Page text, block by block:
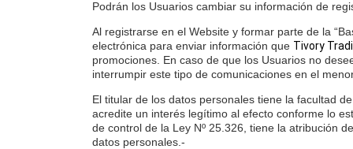
Podrán los Usuarios cambiar su información de
Al registrarse en el Website y formar parte de la
electrónica para enviar información que Tivory
promociones. En caso de que los Usuarios no
interrumpir este tipo de comunicaciones en el
El titular de los datos personales tiene la facultad
acredite un interés legítimo al efecto conforme lo
de control de la Ley Nº 25.326, tiene la atribución
datos personales.-